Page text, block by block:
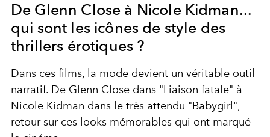
De Glenn Close à Nicole Kidman...
qui sont les icônes de style des
thrillers érotiques ?
Dans ces films, la mode devient un véritable outil
narratif. De Glenn Close dans "Liaison fatale" à
Nicole Kidman dans le très attendu "Babygirl",
retour sur ces looks mémorables qui ont marqué